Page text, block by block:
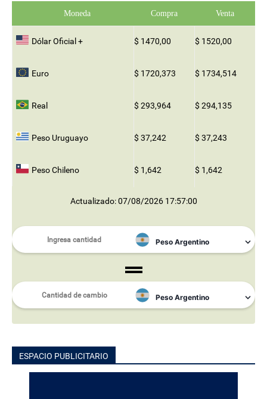
Moneda Compra Venta
Dólar Oficial + $ 1470,00 $ 1520,00
Euro $ 1720,373 $ 1734,514
Real $ 293,964 $ 294,135
Peso Uruguayo $ 37,242 $ 37,243
Peso Chileno $ 1,642 $ 1,642
Actualizado: 07/08/2026 17:57:00
ESPACIO PUBLICITARIO